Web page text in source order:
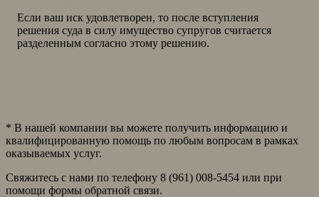
Если ваш иск удовлетворен, то после вступления
решения суда в силу имущество супругов считается
разделенным согласно этому решению.
* В нашей компании вы можете получить информацию и
квалифицированную помощь по любым вопросам в рамках
оказываемых услуг.
Свяжитесь с нами по телефону 8 (961) 008-5454 или при
помощи формы обратной связи.